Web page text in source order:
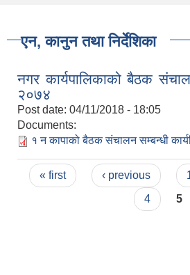
एन, कानुन तथा निर्देशिका
नगर कार्यपालिकाको बैठक
२०७४
Post date: 04/11/2018 - 18:05
Documents:
१ न कापाको बैठक संचालन सम्बन्धी
Pages
« first ‹ previous
4
5